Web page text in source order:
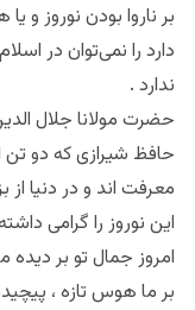
بر ناروا بودن نوروز و
دارد را نمی‌توان در
ندارد .
حضرت مولانا جلال
حافظ شیرازی که دو
معرفت اند و در دنیا
این نوروز را گرامی
امروز جمال تو بر دیده
بر ما هوس تازه ،